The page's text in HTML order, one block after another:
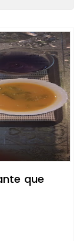
que